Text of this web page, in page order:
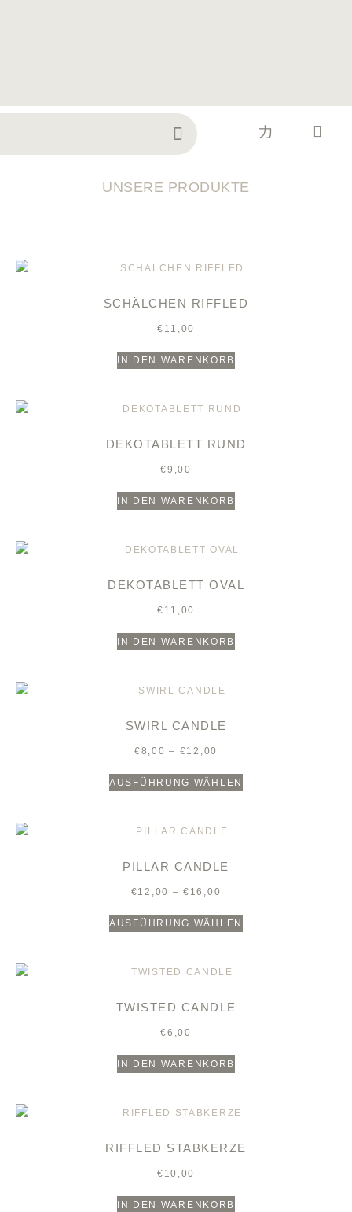
UNSERE PRODUKTE
SCHÄLCHEN RIFFLED
€ 11,00
IN DEN WARENKORB
DEKOTABLETT RUND
€9,00
IN DEN WARENKORB
DEKOTABLETT OVAL
€ 11,00
IN DEN WARENKORB
SWIRL CANDLE
€8,00 – €12,00
AUSFÜHRUNG WÄHLEN
PILLAR CANDLE
€12,00 –€ 16,00
AUSFÜHRUNG WÄHLEN
TWISTED CANDLE
€6,00
IN DEN WARENKORB
RIFFLED STABKERZE
€ 10,00
IN DEN WARENKORB